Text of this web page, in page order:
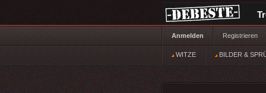
Anmelden Registrieren
WITZE BILDER &